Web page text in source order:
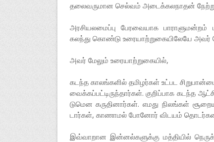
தலை­வ­ரு­மான செல்வம் அடைக்­க­ல­நாதன் நேற்று
அர­சி­ய­ல­மைப்பு பேர­வை­யாக பாரா­ளு­மன்றம்
கலந்து கொண்டு உரை­யாற்­று­கை­யி­லேயே அவர்
அவர் மேலும் உரை­யாற்­று­கையில்,
கடந்த காலங்­களில் தமி­ழர்கள் உட்­பட
வைக்­கப்­பட்­டி­ருந்­தார்கள். குறிப்­பாக கடந்த
டு­மென கரு­தி­னார்கள். எமது நிலங்கள்
டார்கள், காணாமல் போனோர் விடயம்
இவ்­வா­றான இன்­னல்­க­ளுக்கு மத்­தியில்